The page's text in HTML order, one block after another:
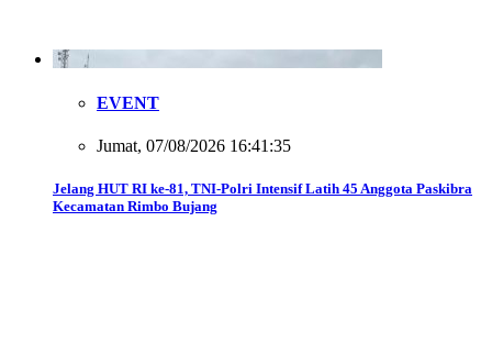
EVENT
Jumat, 07/08/2026 16:41:35
Jelang HUT RI ke-81, TNI-Polri Intensif Latih 45 Anggota Paskibra
Kecamatan Rimbo Bujang